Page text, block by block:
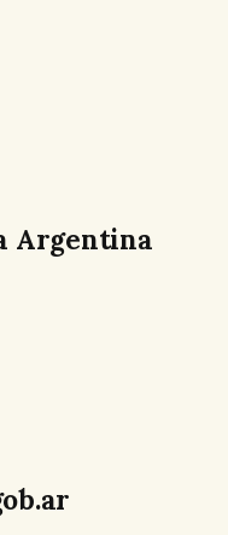
Argentina